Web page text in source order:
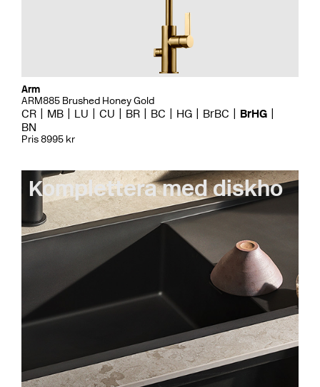
Arm
ARM885 Brushed Honey Gold
CR MB LU CU BR BC HG BrBC
BrHG
BN
Pris 8995 kr
Komplettera med diskho